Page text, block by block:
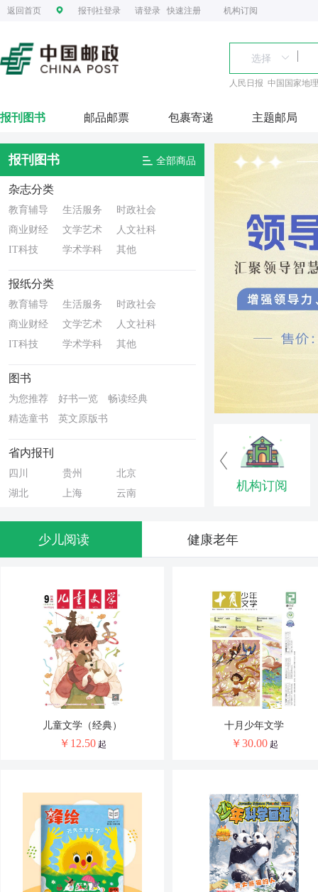
返回首页 报刊社登录 请登录 快速注册 机构订阅
人民日报 中国国家地理
报刊图书 邮品邮票 包裹寄递 主题邮局
报刊图书 全部商品
杂志分类
教育辅导 生活服务
时政社会
商业财经
文学艺术
人文社科
IT科技
学术学科 其他
报纸分类
教育辅导 生活服务
时政社会
商业财经
文学艺术
人文社科
IT科技
学术学科 其他
图书
为您推荐 好书一览
畅读经典
精选童书
英文原版书
省内报刊
四川 贵州
北京
湖北
上海
云南
天津
湖南
宁夏
广西
重庆
浙江
西藏
陕西
机构订阅
少儿阅读 健康老年
儿童文学（经典）
￥ 12.50起
十月少年文学
￥30.00起